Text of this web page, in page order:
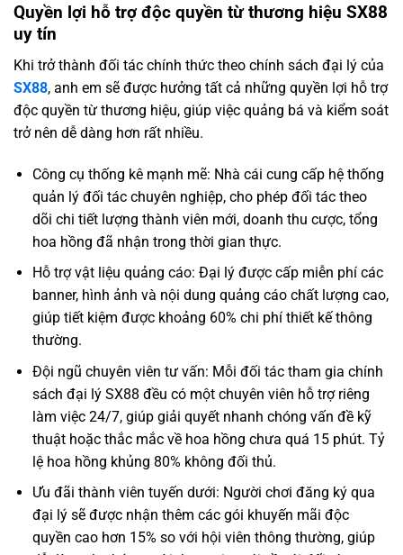
Quyền lợi hỗ trợ độc quyền từ thương hiệu SX88
uy tín
Khi trở thành đối tác chính thức theo chính sách đại lý của
SX88, anh em sẽ được hưởng tất cả những quyền lợi hỗ trợ
độc quyền từ thương hiệu, giúp việc quảng bá và kiểm soát
trở nên dễ dàng hơn rất nhiều.
Công cụ thống kê mạnh mẽ: Nhà cái cung cấp hệ thống
quản lý đối tác chuyên nghiệp, cho phép đối tác theo
dõi chi tiết lượng thành viên mới, doanh thu cược, tổng
hoa hồng đã nhận trong thời gian thực.
Hỗ trợ vật liệu quảng cáo: Đại lý được cấp miễn phí các
banner, hình ảnh và nội dung quảng cáo chất lượng cao,
giúp tiết kiệm được khoảng 60% chi phí thiết kế thông
thường.
Đội ngũ chuyên viên tư vấn: Mỗi đối tác tham gia chính
sách đại lý SX88 đều có một chuyên viên hỗ trợ riêng
làm việc 24/7, giúp giải quyết nhanh chóng vấn đề kỹ
thuật hoặc thắc mắc về hoa hồng chưa quá 15 phút. Tỷ
lệ hoa hồng khủng 80% không đối thủ.
Ưu đãi thành viên tuyến dưới: Người chơi đăng ký qua
đại lý sẽ được nhận thêm các gói khuyến mãi độc
quyền cao hơn 15% so với hội viên thông thường, giúp